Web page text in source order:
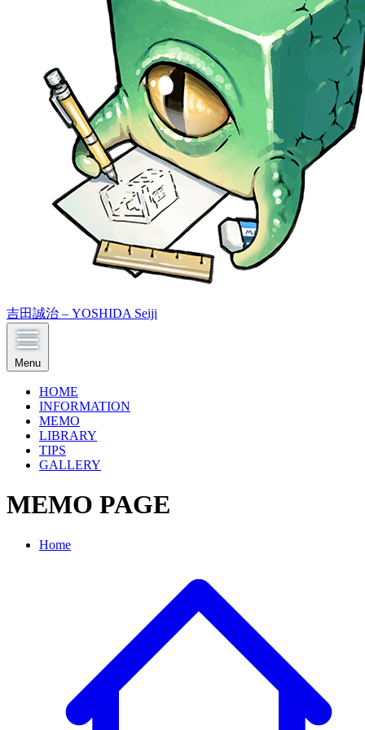
吉田誠治 – YOSHIDA Seiji
Menu
HOME
INFORMATION
MEMO
LIBRARY
TIPS
GALLERY
MEMO PAGE
Home